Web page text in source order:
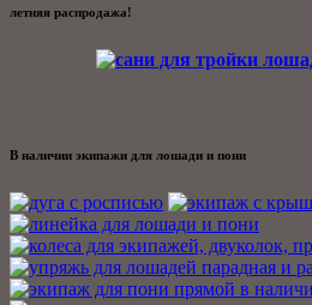
летняя распродажа!
В наличии экипажи для лошади и пони